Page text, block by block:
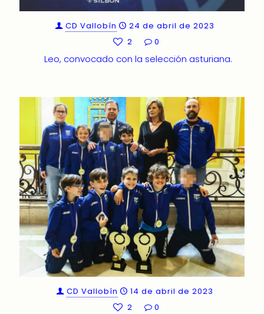
CD Vallobín
24 de abril de 2023
2
0
Leo, convocado con la selección asturiana.
CD Vallobín
14 de abril de 2023
2
0